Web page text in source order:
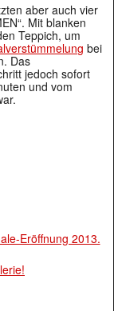
aber auch vier
Mit blanken
Teppich, um
bei
Das
jedoch sofort
und vom
Eröffnung 2013.